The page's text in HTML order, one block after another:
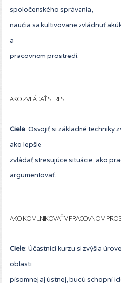
spoločenského správania,
naučia sa kultivovane zvládnuť
a
pracovnom prostredí.
AKO ZVLÁDAŤ STRES
Ciele: Osvojiť si základné techniky
ako lepšie
zvládať stresujúce situácie, ako
argumentovať.
AKO KOMUNIKOVAŤ V PRACOVNOM
Ciele: Účastníci kurzu si zvýšia
oblasti
písomnej aj ústnej, budú schopní